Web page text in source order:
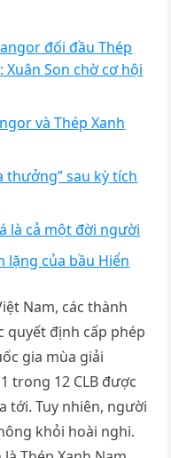
đối đầu Thép
Son chờ cơ hội
và Thép Xanh
thưởng” sau kỳ tích
là cả một đời người
lặng của bầu Hiển
Nam, các thành
quyết định cấp phép
gia mùa giải
trong 12 CLB được
tới. Tuy nhiên, người
khỏi hoài nghi.